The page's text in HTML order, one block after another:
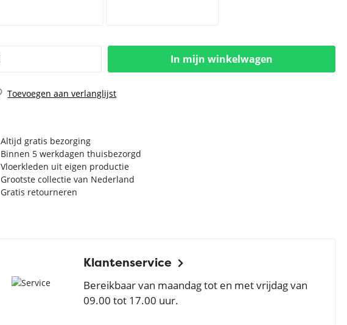
In mijn winkelwagen
Toevoegen aan verlanglijst
Altijd gratis bezorging
Binnen 5 werkdagen thuisbezorgd
Vloerkleden uit eigen productie
Grootste collectie van Nederland
Gratis retourneren
Klantenservice
Bereikbaar van maandag tot en met vrijdag van
09.00 tot 17.00 uur.